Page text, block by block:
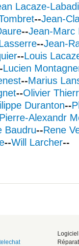
Lacaze-
--Jean-
--Jean-Marc
--Jean-
--Louis
Lucien
--Marius
--Olivier
Duranton--
Pierre-Alexandr
Baudru--Rene
--Will Larcher--